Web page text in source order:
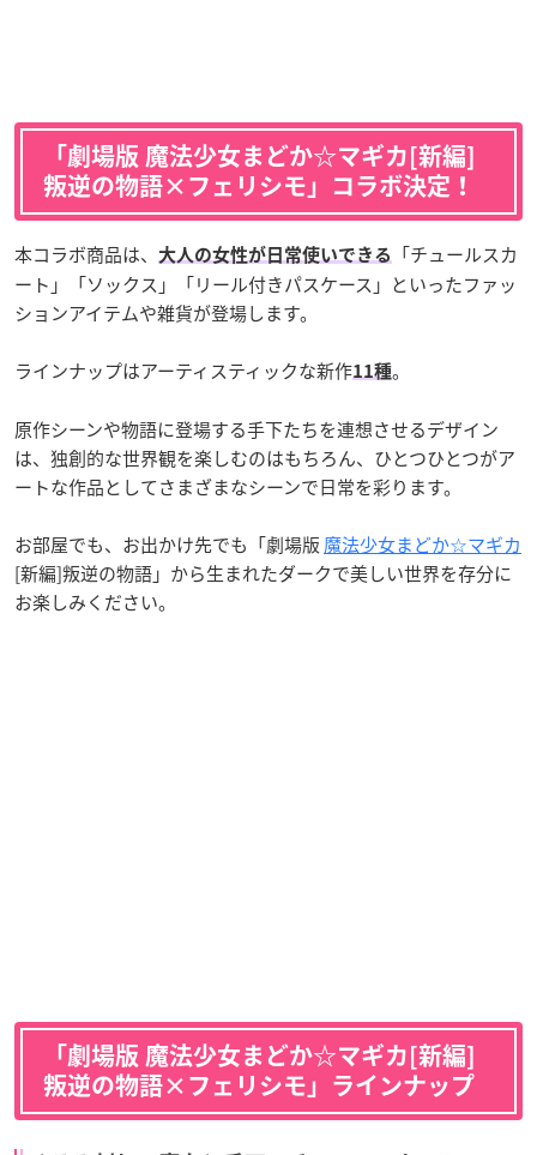
「劇場版 魔法少女まどか☆マギカ[新編]
叛逆の物語×フェリシモ」コラボ決定！
本コラボ商品は、 大人の女性が日常使いできる
「チュールスカ
ート」「ソックス」「リール付きパスケース」といったファッ
ションアイテムや雑貨が登場します。
ラインナップはアーティスティックな新作11種。
原作シーンや物語に登場する手下たちを連想させるデザイン
は、独創的な世界観を楽しむのはもちろん、ひとつひとつがア
ートな作品としてさまざまなシーンで日常を彩ります。
お部屋でも、お出かけ先でも「劇場版 魔法少女まどか☆マギカ
[新編]叛逆の物語」から生まれたダークで美しい世界を存分に
お楽しみください。
「劇場版 魔法少女まどか☆マギカ[新編]
叛逆の物語×フェリシモ」ラインナップ